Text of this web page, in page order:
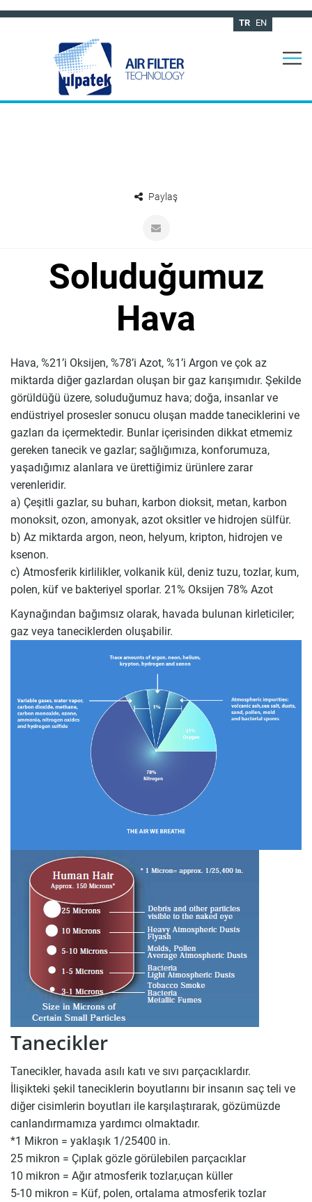
TR EN
Paylaş
Soluduğumuz
Hava
Hava, %21’i Oksijen, %78’i Azot, %1’i Argon ve çok az
miktarda diğer gazlardan oluşan bir gaz karışımıdır. Şekilde
görüldüğü üzere, soluduğumuz hava; doğa, insanlar ve
endüstriyel prosesler sonucu oluşan madde taneciklerini ve
gazları da içermektedir. Bunlar içerisinden dikkat etmemiz
gereken tanecik ve gazlar; sağlığımıza, konforumuza,
yaşadığımız alanlara ve ürettiğimiz ürünlere zarar
verenleridir.
a) Çeşitli gazlar, su buharı, karbon dioksit, metan, karbon
monoksit, ozon, amonyak, azot oksitler ve hidrojen sülfür.
b) Az miktarda argon, neon, helyum, kripton, hidrojen ve
ksenon.
c) Atmosferik kirlilikler, volkanik kül, deniz tuzu, tozlar, kum,
polen, küf ve bakteriyel sporlar. 21% Oksijen 78% Azot
Kaynağından bağımsız olarak, havada bulunan kirleticiler;
gaz veya taneciklerden oluşabilir.
Tanecikler
Tanecikler, havada asılı katı ve sıvı parçacıklardır.
İlişikteki şekil taneciklerin boyutlarını bir insanın saç teli ve
diğer cisimlerin boyutları ile karşılaştırarak, gözümüzde
canlandırmamıza yardımcı olmaktadır.
*1 Mikron = yaklaşık 1/25400 in.
25 mikron = Çıplak gözle görülebilen parçacıklar
10 mikron = Ağır atmosferik tozlar,uçan küller
5-10 mikron = Küf, polen, ortalama atmosferik tozlar